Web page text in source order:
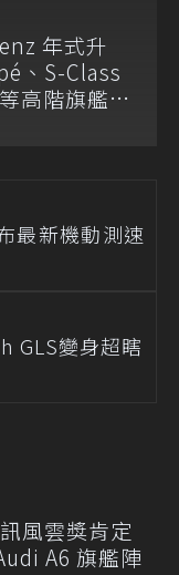
年式升
、S-Class
高階旗艦車
最新機動測速
GLS變身超瞎
風雲獎肯定
A6 旗艦陣